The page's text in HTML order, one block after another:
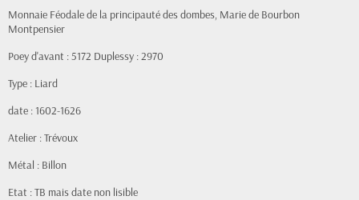
Monnaie Féodale de la principauté des dombes, Marie de Bourbon
Montpensier
Poey d'avant : 5172 Duplessy : 2970
Type : Liard
date : 1602-1626
Atelier : Trévoux
Métal : Billon
Etat : TB mais date non lisible